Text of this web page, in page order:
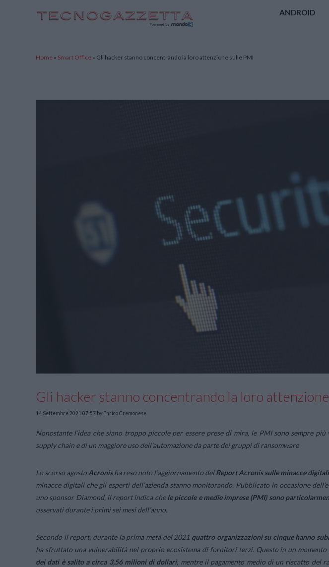
ANDROID
Home » Smart Office » Gli hacker stanno concentrando la loro attenzione sulle PMI
Gli hacker stanno concentrando la loro
14 Settembre 2021 07:57 by Enrico Cremonese
Nonostante l’idea che siano troppo piccole per essere prese di mira, le PMI sono sempre
supply chain e di un maggiore uso dell’automazione da parte dei gruppi di ransomware
Lo scorso agosto Acronisha reso noto l’aggiornamento delReport Acronis sulle minacce
minacce digitali che gli esperti dell’azienda stanno monitorando. Pubblicato in occasione
uno sponsor Diamond, il report indica chele piccole e medie imprese (PMI) sono
osservati durante i primi sei mesi dell’anno.
Secondo il report, durante la prima metà del 2021 quattro organizzazioni su cinque hanno
ha sfruttato una vulnerabilità nel proprio ecosistema di fornitori terzi. Questo in un
dei dati è salito a circa 3,56 milioni di dollari, mentre il pagamento medio di un riscatto del